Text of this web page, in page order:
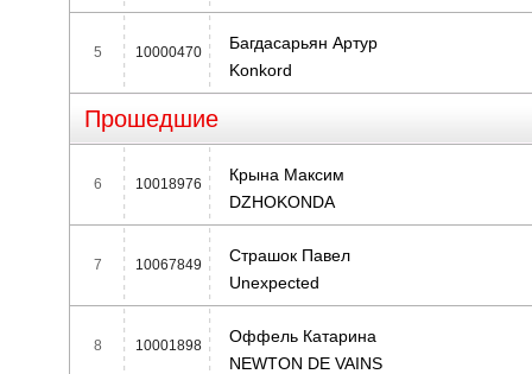
5 10000470
Багдасарьян Артур
Konkord
Прошедшие
6 10018976
Крына Максим
DZHOKONDA
7 10067849
Страшок Павел
Unexpected
8 10001898
Оффель Катарина
NEWTON DE VAINS